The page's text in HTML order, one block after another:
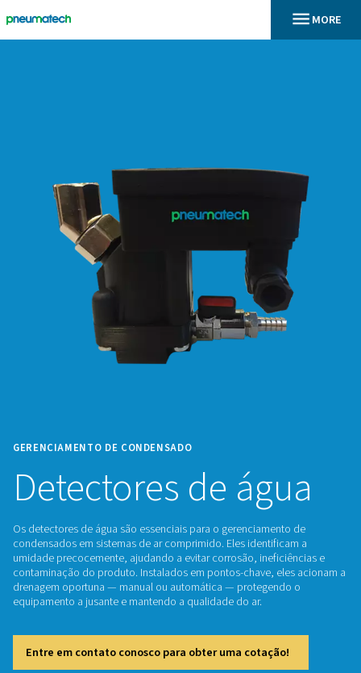
GERENCIAMENTO DE CONDENSADO
Detectores de
Os detectores de água são essenciais para o